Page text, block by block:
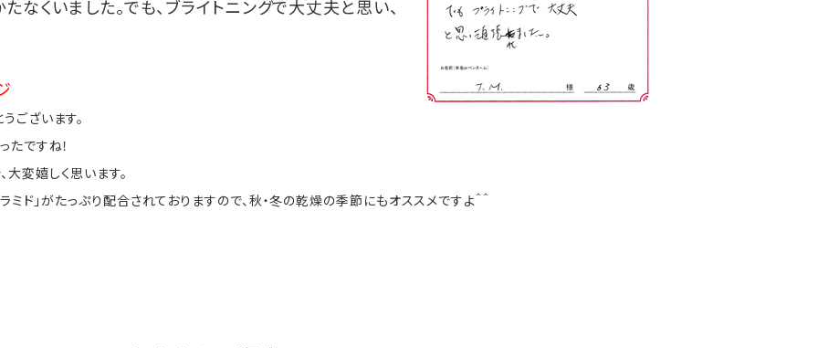
たなくいました。でも、ブライトニングで大丈夫と思い、
ございます。
たですね！
変嬉しく思います。
ド」がたっぷり配合されておりますので、秋・冬の乾燥の季節にもオススメですよ＾＾